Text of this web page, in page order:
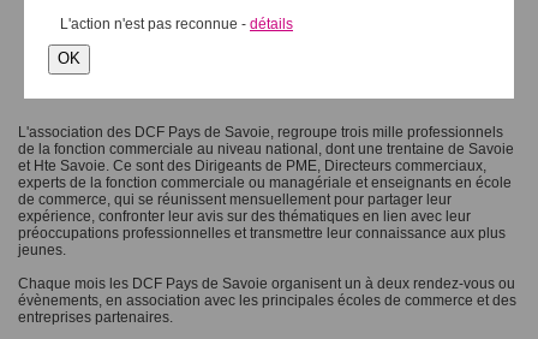
L'association des DCF Pays de Savoie, regroupe trois mille professionnels
de la fonction commerciale au niveau national, dont une trentaine de Savoie
et Hte Savoie. Ce sont des Dirigeants de PME, Directeurs commerciaux,
experts de la fonction commerciale ou managériale et enseignants en école
de commerce, qui se réunissent mensuellement pour partager leur
expérience, confronter leur avis sur des thématiques en lien avec leur
préoccupations professionnelles et transmettre leur connaissance aux plus
jeunes.
Chaque mois les DCF Pays de Savoie organisent un à deux rendez-vous ou
évènements, en association avec les principales écoles de commerce et des
entreprises partenaires.
L'action n'est pas reconnue - détails
OK